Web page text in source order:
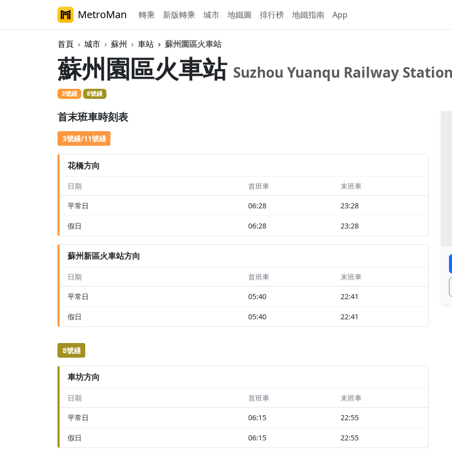
MetroMan 轉乘 新版轉乘 城市 地鐵圖 排行榜 地鐵指南 App
首頁 城市 蘇州 車站 蘇州園區火車站
蘇州園區火車站 Suzhou Yuanqu Railway
3號綫 8號綫
首末班車時刻表
3號綫/11號綫
花橋方向
日期 首班車 末班車
平常日 06:28 23:28
假日 06:28 23:28
蘇州新區火車站方向
日期 首班車 末班車
平常日 05:40 22:41
假日 05:40 22:41
8號綫
車坊方向
日期 首班車 末班車
平常日 06:15 22:55
假日 06:15 22:55